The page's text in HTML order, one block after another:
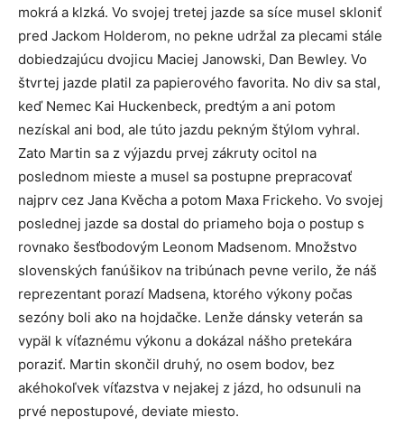
mokrá a klzká. Vo svojej tretej jazde sa síce musel skloniť
pred Jackom Holderom, no pekne udržal za plecami stále
dobiedzajúcu dvojicu Maciej Janowski, Dan Bewley. Vo
štvrtej jazde platil za papierového favorita. No div sa stal,
keď Nemec Kai Huckenbeck, predtým a ani potom
nezískal ani bod, ale túto jazdu pekným štýlom vyhral.
Zato Martin sa z výjazdu prvej zákruty ocitol na
poslednom mieste a musel sa postupne prepracovať
najprv cez Jana Kvěcha a potom Maxa Frickeho. Vo svojej
poslednej jazde sa dostal do priameho boja o postup s
rovnako šesťbodovým Leonom Madsenom. Množstvo
slovenských fanúšikov na tribúnach pevne verilo, že náš
reprezentant porazí Madsena, ktorého výkony počas
sezóny boli ako na hojdačke. Lenže dánsky veterán sa
vypäl k víťaznému výkonu a dokázal nášho pretekára
poraziť. Martin skončil druhý, no osem bodov, bez
akéhokoľvek víťazstva v nejakej z jázd, ho odsunuli na
prvé nepostupové, deviate miesto.